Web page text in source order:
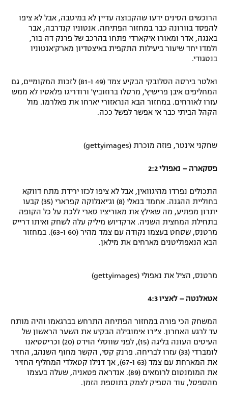
הרוכשים הסינים ידעו שהקבוצה עדיין לא במיטבה, אבל לא ציפו
להפסד בוורונה כבר במחזור הפתיחה. אנטוניו קנדרבה, אבר
באנגה, אדר ומאורו איקארדי פתחו בהרכב של פרנק דה בור,
ולמדו יחד שיעור ביעילות התקפית באיצטדיון מארק'אנטוניו
בנטגודי.
ואלטר בירסה הסלובקי הבקיע צמד (49 ו-81) לזכות המקומיים, גם
המחליפים איבן פרישיץ', מרסלו ברוזוביץ' ורודריגו פלאסיו לא ממש
עזרו לאורחים. במחזור הבא הנראזורי יארחו את פאלרמו. מול
הקהל הביתי כבר אי אפשר לפשל ככה.
שחקני אינטר, פוזה מוכרת (gettyimages)
פסקארה – נאפולי 2:2
התכולים נפרדו מהיגוואין, אבל לא ציפו לכזו ירידת מתח דווקא
בחוליית ההגנה. אחמד בנאלי (8) וג'יאנלוקה קפרארי (35) קבעו
יתרון מפתיע, מה שאילץ את מאוריציו סארי ללכת על כל הקופה
בתחילת המחצית השניה. ארקדיוש מיליק עלה לשחק ואיתו דרייס
מרטנס, שסחט בעצמו נקודה עם צמד מהיר (60 ו-63). במחזור
הבא הנאפוליטנים מארחים את מילאן.
מרטנס, הציל את נאפולי (gettyimages)
אטאלנטה – לאציו 4:3
המשחק הכי פורה במחזור הפתיחה התרחש בברגאמו והיה מותח
עד לרגע האחרון. צ'ירו אימובילה הבקיע את השער הראשון של
העיטים העונה בליגה (15), לפני שווסלי הוידט (20) וכריסטיאנו
לומברדי (33) עזרו לבריחה. פרנק קסי, הקשר מחוף השנהב, החזיר
את המארחת עם צמד (63 ו-67), אך דנילו קטאלדי המחליף החזיר
את המומנטום לרומאים (89). אנדראה פטאניה, שעלה בעצמו
מהספסל, עוד הספיק לצמק בתוספת הזמן.